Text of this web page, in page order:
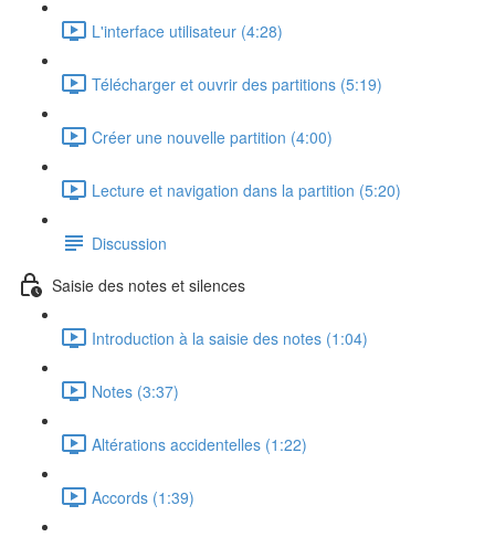
L'interface utilisateur (4:28)
Télécharger et ouvrir des partitions (5:19)
Créer une nouvelle partition (4:00)
Lecture et navigation dans la partition (5:20)
Discussion
Saisie des notes et silences
Introduction à la saisie des notes (1:04)
Notes (3:37)
Altérations accidentelles (1:22)
Accords (1:39)